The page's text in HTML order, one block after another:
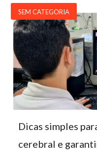
SEM CATEGORIA
Dicas simples
cerebral e